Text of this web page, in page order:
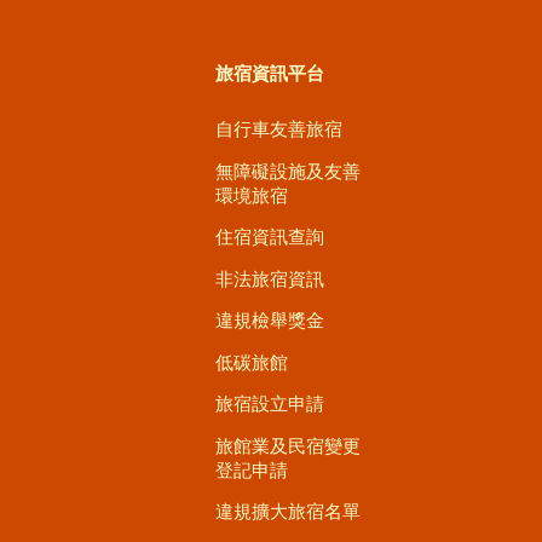
旅宿資訊平台
自行車友善旅宿
無障礙設施及友善
環境旅宿
住宿資訊查詢
非法旅宿資訊
違規檢舉獎金
低碳旅館
旅宿設立申請
旅館業及民宿變更
登記申請
違規擴大旅宿名單